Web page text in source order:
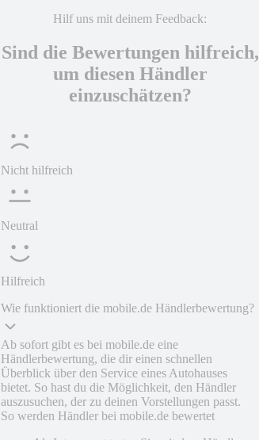
Hilf uns mit deinem Feedback:
Sind die Bewertungen hilfreich,
um diesen Händler
einzuschätzen?
Nicht hilfreich
Neutral
Hilfreich
Wie funktioniert die mobile.de Händlerbewertung?
Ab sofort gibt es bei mobile.de eine
Händlerbewertung, die dir einen schnellen
Überblick über den Service eines Autohauses
bietet. So hast du die Möglichkeit, den Händler
auszusuchen, der zu deinen Vorstellungen passt.
So werden Händler bei mobile.de bewertet